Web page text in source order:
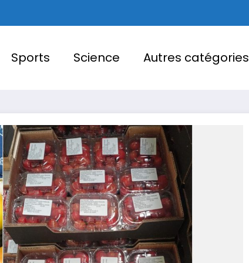
Sports Science Autres catégories